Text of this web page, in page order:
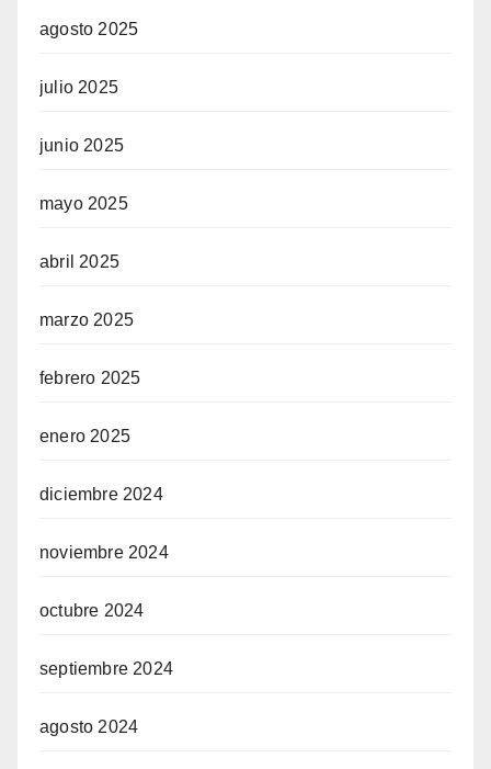
agosto 2025
julio 2025
junio 2025
mayo 2025
abril 2025
marzo 2025
febrero 2025
enero 2025
diciembre 2024
noviembre 2024
octubre 2024
septiembre 2024
agosto 2024